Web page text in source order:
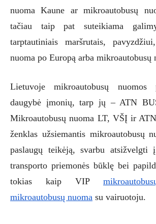
nuoma Kaune ar mikroautobusų
tačiau taip pat suteikiama
tarptautiniais maršrutais,
nuoma po Europą arba mikroautobusų
Lietuvoje mikroautobusų nuomos
daugybė įmonių, tarp jų – ATN
Mikroautobusų nuoma LT, VŠĮ ir
ženklas užsiemantis mikroautobusų
paslaugų teikėją, svarbu atsižvelgti
transporto priemonės būklę bei
tokias kaip VIP
mikroautobusų nuoma su vairuotoju.